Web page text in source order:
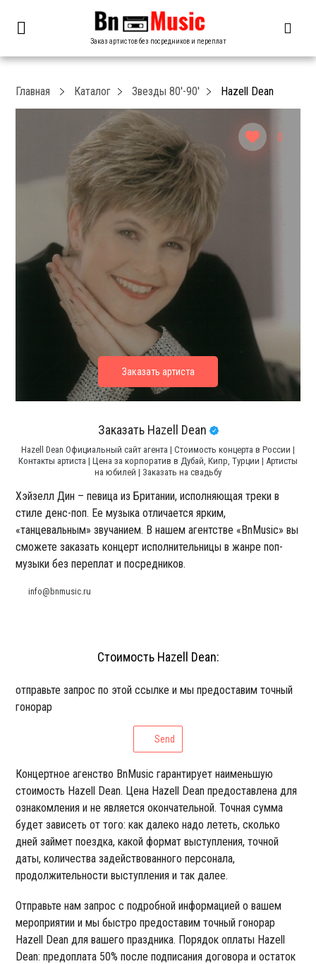
Заказ артистов без посредников и переплат
0
Главная Каталог Звезды 80′-90′ Hazell Dean
Заказать Hazell Dean
Hazell Dean Официальный сайт агента | Стоимость концерта в России |
Контакты артиста | Цена за корпоратив в Дубай, Кипр, Турции | Артисты
на юбилей | Заказать на свадьбу
Хэйзелл Дин – певица из Британии, исполняющая треки в
стиле денс-поп. Ее музыка отличается ярким,
«танцевальным» звучанием. В нашем агентстве «BnMusic» вы
сможете заказать концерт исполнительницы в жанре поп-
музыки без переплат и посредников.
info@bnmusic.ru
Стоимость Hazell Dean:
отправьте запрос по этой ссылке и мы предоставим точный
гонорар
Send
Концертное агенство BnMusic гарантирует наименьшую
стоимость Hazell Dean. Цена Hazell Dean предоставлена для
ознакомления и не является окончательной. Точная сумма
будет зависеть от того: как далеко надо лететь, сколько
дней займет поездка, какой формат выступления, точной
даты, количества задействованного персонала,
продолжительности выступления и так далее.
Отправьте нам запрос с подробной информацией о вашем
мероприятии и мы быстро предоставим точный гонорар
Hazell Dean для вашего праздника. Порядок оплаты Hazell
Dean: предоплата 50% после подписания договора и остаток